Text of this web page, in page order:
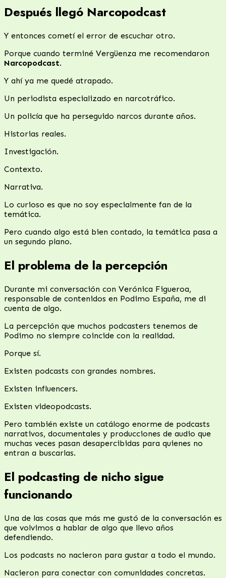
Después llegó Narcopodcast
Y entonces cometí el error de escuchar otro.
Porque cuando terminé Vergüenza me recomendaron
Narcopodcast.
Y ahí ya me quedé atrapado.
Un periodista especializado en narcotráfico.
Un policía que ha perseguido narcos durante años.
Historias reales.
Investigación.
Contexto.
Narrativa.
Lo curioso es que no soy especialmente fan de la
temática.
Pero cuando algo está bien contado, la temática pasa a
un segundo plano.
El problema de la percepción
Durante mi conversación con Verónica Figueroa,
responsable de contenidos en Podimo España, me di
cuenta de algo.
La percepción que muchos podcasters tenemos de
Podimo no siempre coincide con la realidad.
Porque sí.
Existen podcasts con grandes nombres.
Existen influencers.
Existen videopodcasts.
Pero también existe un catálogo enorme de podcasts
narrativos, documentales y producciones de audio que
muchas veces pasan desapercibidas para quienes no
entran a buscarlas.
El podcasting de nicho sigue
funcionando
Una de las cosas que más me gustó de la conversación es
que volvimos a hablar de algo que llevo años
defendiendo.
Los podcasts no nacieron para gustar a todo el mundo.
Nacieron para conectar con comunidades concretas.